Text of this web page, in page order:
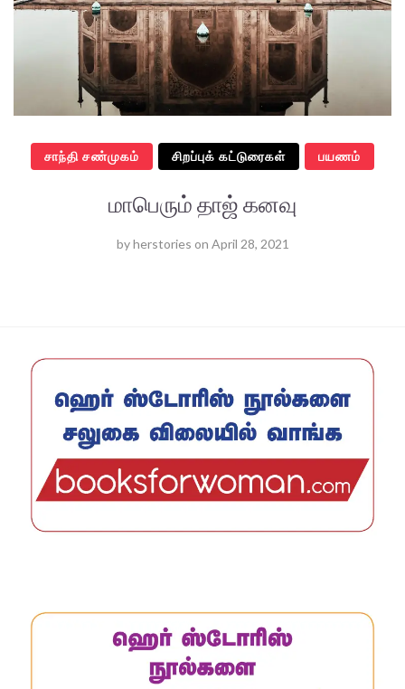
சாந்தி சண்முகம் சிறப்புக் கட்டுரைகள் பயணம்
மாபெரும் தாஜ் கனவு
byherstories on April 28, 2021